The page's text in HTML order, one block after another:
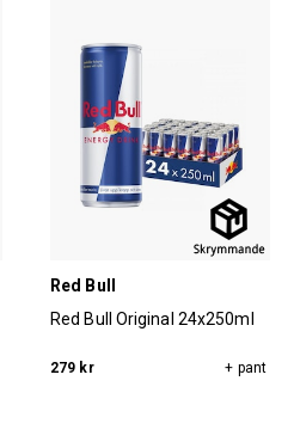
Red Bull
Red Bull Original 24x250ml
279 kr + pant